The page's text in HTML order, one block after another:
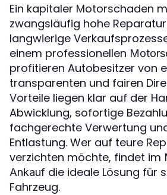
Ein kapitaler Motorschaden
zwangsläufig hohe
langwierige
einem professionellen
profitieren Autobesitzer von
transparenten und fairen
Vorteile liegen klar auf der
Abwicklung, sofortige
fachgerechte Verwertung
Entlastung. Wer auf teure
verzichten möchte, findet im
Ankauf die ideale Lösung für
Fahrzeug.